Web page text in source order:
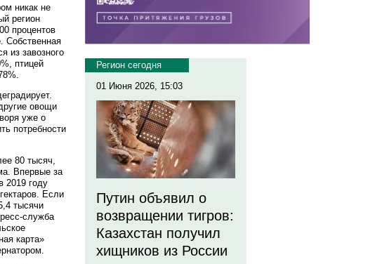
никак не
регион
процентов
Собственная
из завозного
птицей
овощи
уже о
потребности
80 тысяч,
Впервые за
2019 году
Если
тысячи
служба
карта»
Регион сегодня
01 Июня 2026, 15:03
Путин объявил о
возвращении тигров:
Казахстан получил
хищников из России